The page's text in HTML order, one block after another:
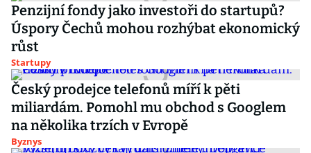
Penzijní fondy jako investoři do startupů?
Úspory Čechů mohou rozhýbat ekonomický
růst
Startupy
Český prodejce telefonů míří k pěti
miliardám. Pomohl mu obchod s Googlem
na několika trzích v Evropě
Byznys